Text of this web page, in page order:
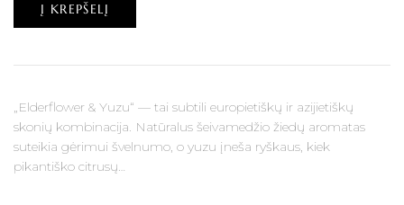
Į KREPŠELĮ
„Elderflower & Yuzu“ — tai subtili europietiškų ir azijietiškų
skonių kombinacija. Natūralus šeivamedžio žiedų aromatas
suteikia gėrimui švelnumo, o yuzu įneša ryškaus, kiek
pikantiško citrusų…